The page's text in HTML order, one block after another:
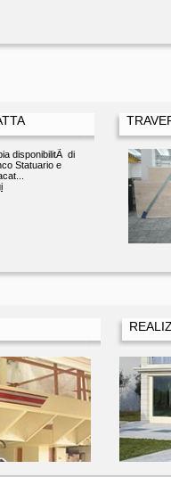
disponibilitÃ di
Statuario e